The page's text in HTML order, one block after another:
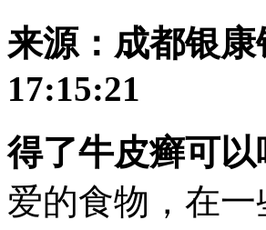
来源：成都银康
17:15:21
得了牛皮癣可
爱的食物，在